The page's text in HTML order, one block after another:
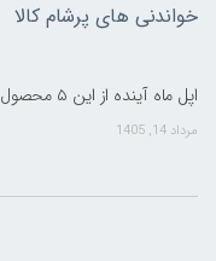
خواندنی های پرشام کالا
اپل ماه آینده از این ۵ محصول جدید رونمایی می‌کند
مرداد 14, 1405